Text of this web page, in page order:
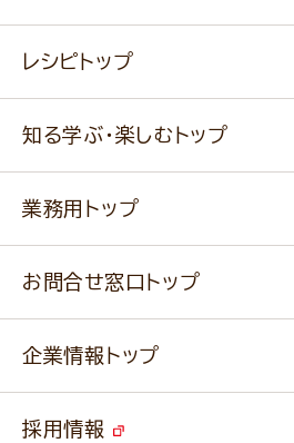
健康食品・他
新商品・リニューアル商品
通販サイト一覧
レシピトップ
作り方動画
みなさまのレシピはこちら
知る学ぶ・楽しむトップ
ふっくらパンをつくりましょう
キャンペーン
業務用トップ
ニップンの アマニ 業務用サイト
ベジカフェブランドサイト
お問合せ窓口トップ
改善事例
企業情報トップ
採用情報